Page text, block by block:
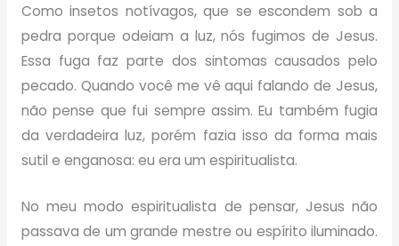
Como insetos notívagos, que se escondem sob a
pedra porque odeiam a luz, nós fugimos de Jesus.
Essa fuga faz parte dos sintomas causados pelo
pecado. Quando você me vê aqui falando de Jesus,
não pense que fui sempre assim. Eu também fugia
da verdadeira luz, porém fazia isso da forma mais
sutil e enganosa: eu era um espiritualista.
No meu modo espiritualista de pensar, Jesus não
passava de um grande mestre ou espírito iluminado.